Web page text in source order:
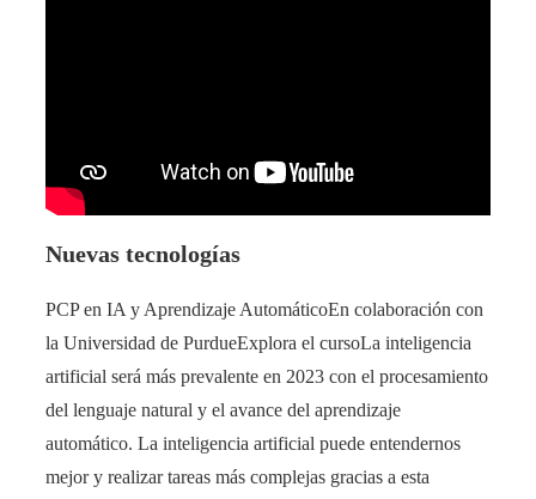
Nuevas tecnologías
PCP en IA y Aprendizaje AutomáticoEn colaboración con
la Universidad de PurdueExplora el cursoLa inteligencia
artificial será más prevalente en 2023 con el procesamiento
del lenguaje natural y el avance del aprendizaje
automático. La inteligencia artificial puede entendernos
mejor y realizar tareas más complejas gracias a esta